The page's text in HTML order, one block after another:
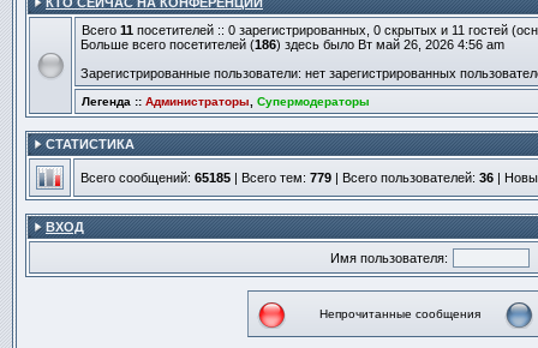
Всего 11 посетителей :: 0 зарегистрированных, 0 скрытых и 11 гостей
Больше всего посетителей (186) здесь было Вт май 26, 2026 4:56 am
Зарегистрированные пользователи: нет зарегистрированных
Легенда :: Администраторы Супермодераторы
СТАТИСТИКА
Всего сообщений: 65185 | Всего тем: 779 | Всего пользователей: 36 |
ВХОД
Имя пользователя:
Непрочитанные
Непрочитанные сообщения